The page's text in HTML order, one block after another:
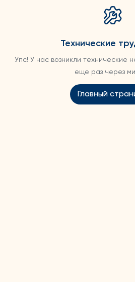
Технические
Упс! У нас возникли технические
еще раз через
Главный